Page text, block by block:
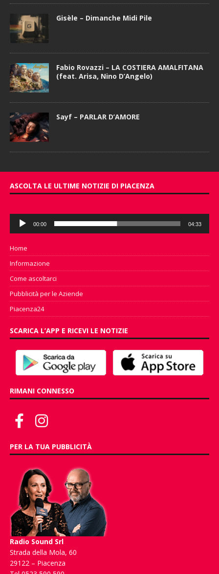
Gisèle – Dimanche Midi Pile
Fabio Rovazzi – LA COSTIERA AMALFITANA
(feat. Arisa, Nino D’Angelo)
Sayf – PARLAR D’AMORE
ASCOLTA LE ULTIME NOTIZIE DI PIACENZA
Audio
Player
00:00 04:33
Home
Informazione
Come ascoltarci
Pubblicità per le Aziende
Piacenza24
SCARICA L’APP E RICEVI LE NOTIZIE
RIMANI CONNESSO
PER LA TUA PUBBLICITÀ
Radio Sound Srl
Strada della Mola, 60
29122 – Piacenza